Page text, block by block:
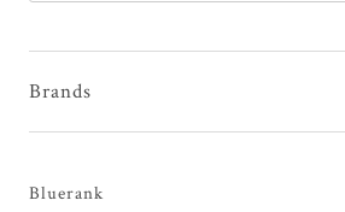
Brands
Bluerank